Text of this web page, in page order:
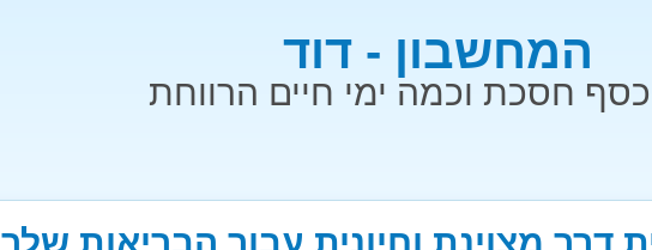
המחשבון - דוד
חסכת וכמה ימי חיים הרווחת